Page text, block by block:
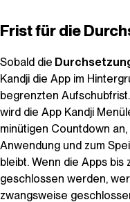
Frist für die
Sobald die
Kandji die App im
begrenzten
wird die App Kandji
minütigen Countdown
Anwendung und zum
bleibt. Wenn die Apps
geschlossen werden,
zwangsweise